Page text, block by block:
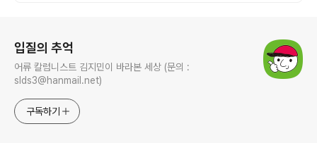
입질의 추억
어류 칼럼니스트 김지민이 바라본 세상 (문의 :
slds3@hanmail.net)
구독하기